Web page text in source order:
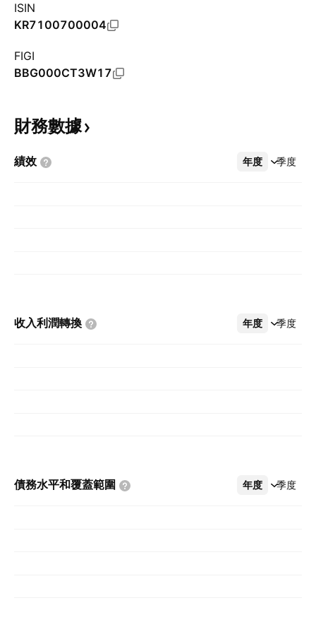
ISIN
KR7100700004
FIGI
BBG000CT3W17
財務數據
績效 年度 季度
更多
收入利潤轉換 年度 季度
更多
債務水平和覆蓋範圍 年度 季度
更多